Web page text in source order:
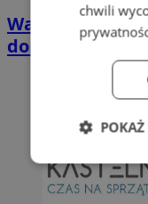
Wakacyjny
domkach
chwili
POKAŻ